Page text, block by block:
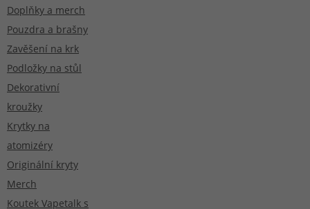
Doplňky a merch
Pouzdra a brašny
Zavěšení na krk
Podložky na stůl
Dekorativní
kroužky
Krytky na
atomizéry
Originální kryty
Merch
Koutek Vapetalk s